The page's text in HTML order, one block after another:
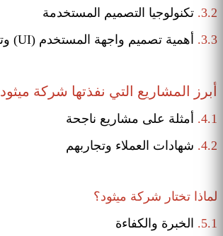
3.2. تكنولوجيا التصميم المستخدمة
3.3. أهمية تصميم واجهة المستخدم (UI) وتجربة المستخدم (UX)
أبرز المشاريع التي نفذتها شركة ميثود
4.1. أمثلة على مشاريع ناجحة
4.2. شهادات العملاء وتجاربهم
لماذا تختار شركة ميثود؟
5.1. الخبرة والكفاءة